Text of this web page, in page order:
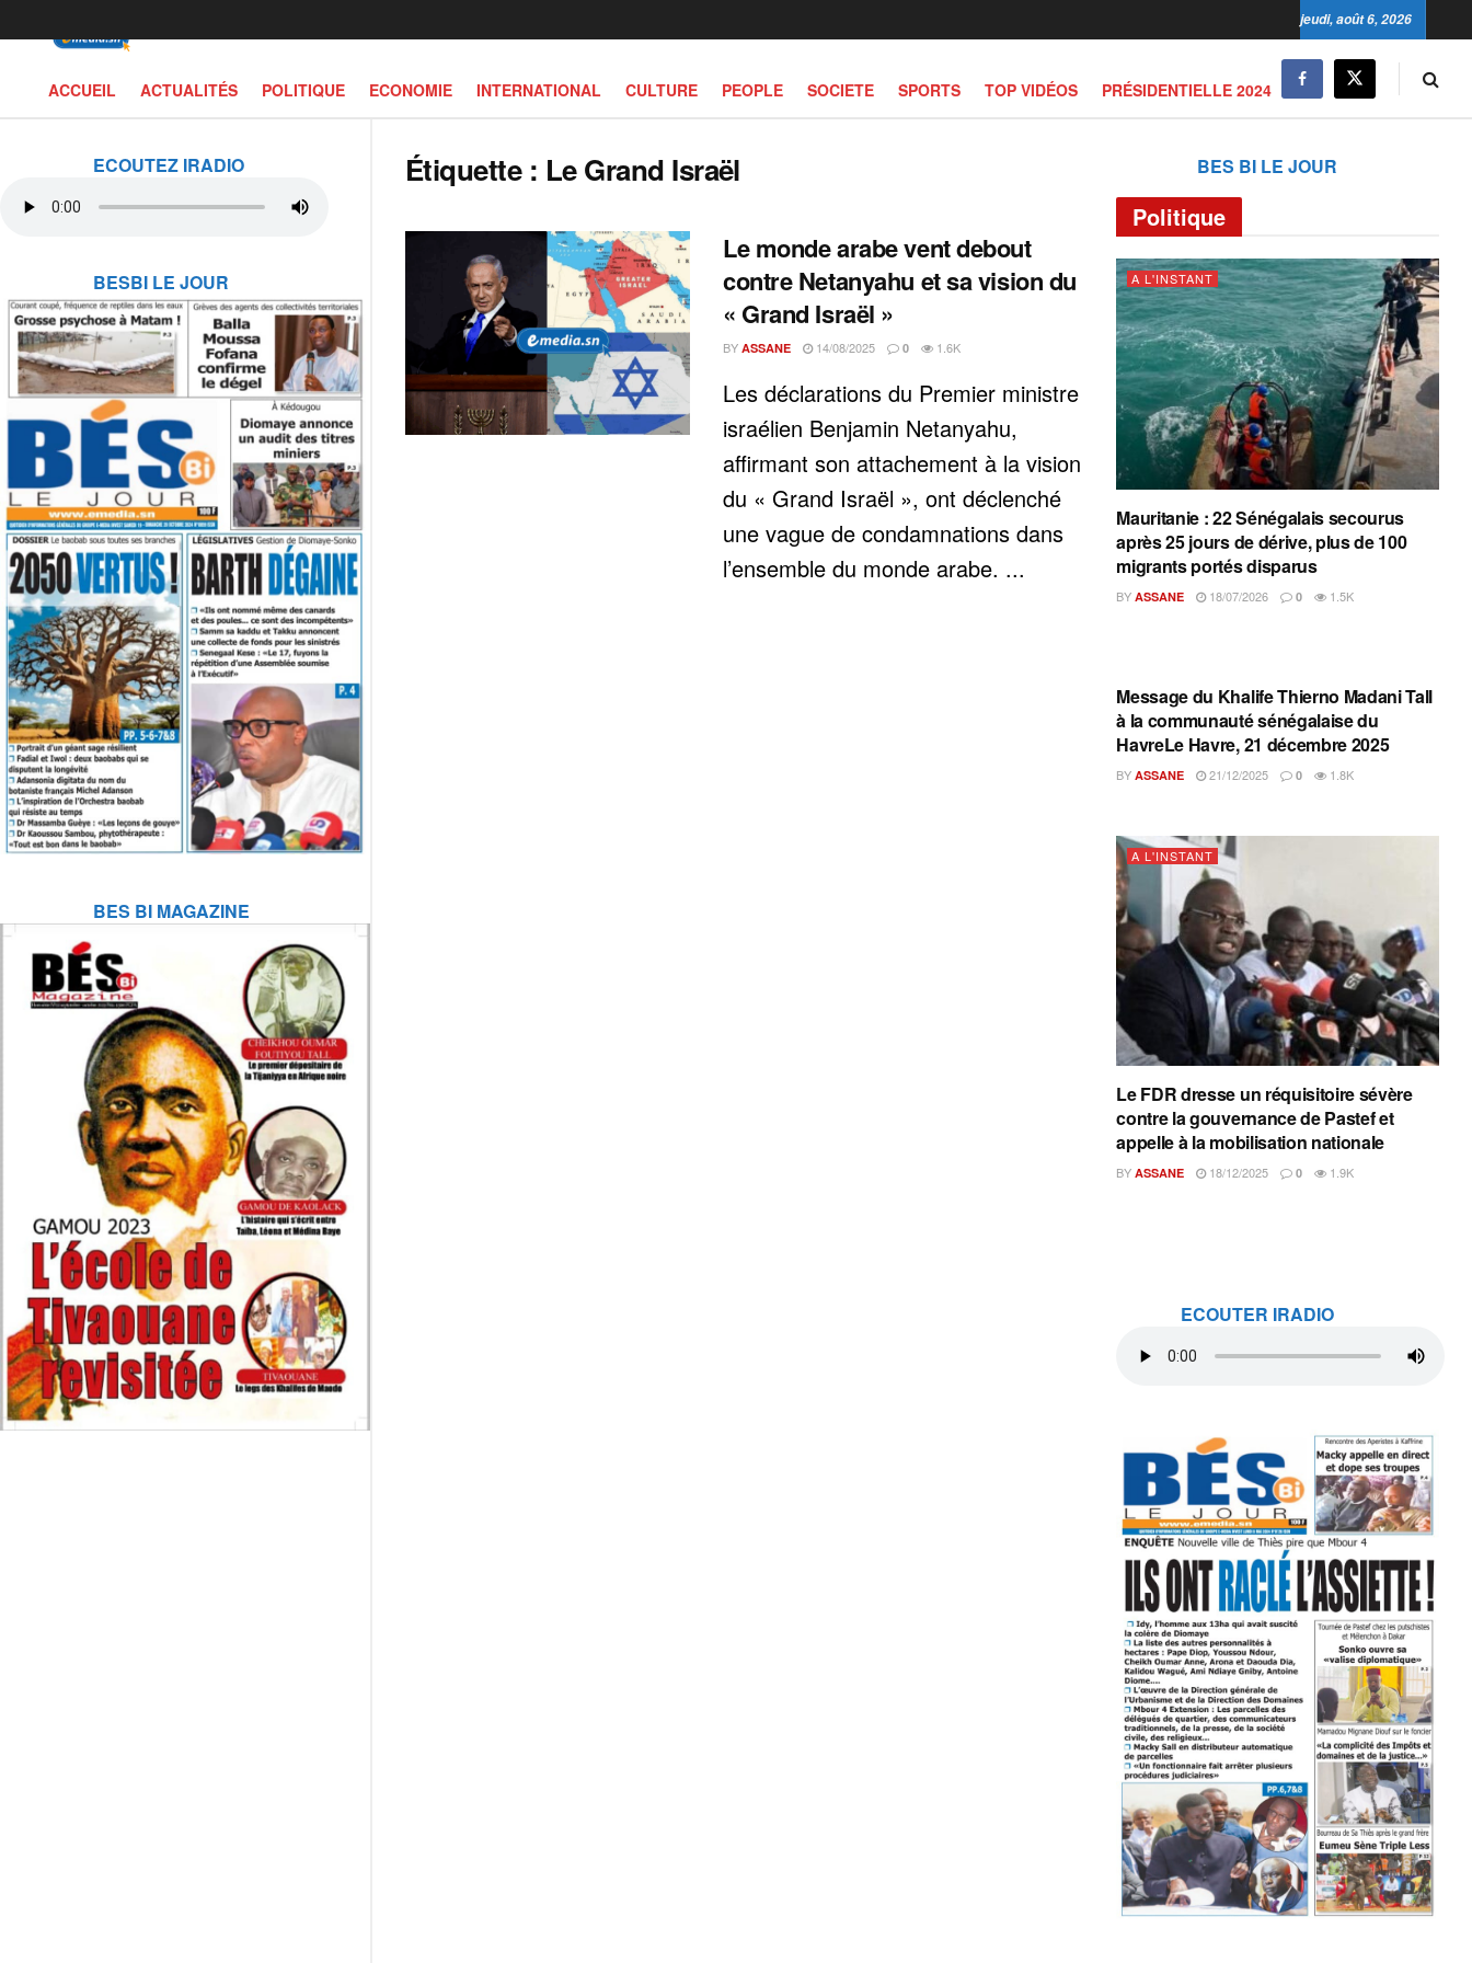
ECOUTEZ IRADIO
BESBI LE JOUR
BES BI MAGAZINE
jeudi, août 6, 2026
ACCUEIL ACTUALITÉS POLITIQUE ECONOMIE INTERNATIONAL CULTURE PEOPLE SOCIETE SPORTS TOP VIDÉOS PRÉSIDENTIELLE 2024
Étiquette : Le Grand Israël
Le monde arabe vent debout
contre Netanyahu et sa vision du
« Grand Israël »
BY ASSANE 14/08/2025 0 1.6K
Les déclarations du Premier ministre
israélien Benjamin Netanyahu,
affirmant son attachement à la vision
du « Grand Israël », ont déclenché
une vague de condamnations dans
l’ensemble du monde arabe. ...
BES BI LE JOUR
Politique
A L'INSTANT
Mauritanie : 22 Sénégalais secourus
après 25 jours de dérive, plus de 100
migrants portés disparus
BY ASSANE 18/07/2026 0 1.5K
A L'INSTANT
Message du Khalife Thierno Madani Tall
à la communauté sénégalaise du
HavreLe Havre, 21 décembre 2025
BY ASSANE 21/12/2025 0 1.8K
A L'INSTANT
Le FDR dresse un réquisitoire sévère
contre la gouvernance de Pastef et
appelle à la mobilisation nationale
BY ASSANE 18/12/2025 0 1.9K
ECOUTER IRADIO